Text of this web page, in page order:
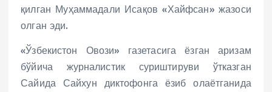
қилган Муҳаммадали Исақов «Хайфсан» жазоси
олган эди.
«Ўзбекистон Овози» газетасига ёзган аризам
бўйича журналистик суриштируви ўтказган
Сайида Сайхун диктофонга ёзиб олаётганида